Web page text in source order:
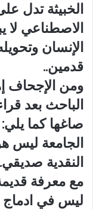
الخبيثة تدل
الاصطناعي لا
الإنسان
قدمين..
ومن الإجحاف
الباحث بعد
صاغها كما
الجامعة ليس
النقدية
مع معرفة
ليس في ادماج